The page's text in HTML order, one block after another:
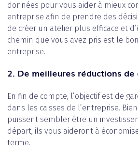
données pour vous aider à mieux
entreprise afin de prendre des
de créer un atelier plus efficace et
chemin que vous avez pris est le
entreprise.
2. De meilleures réductions de
En fin de compte, l’objectif est de
dans les caisses de l’entreprise.
puissent sembler être un
départ, ils vous aideront à
terme.